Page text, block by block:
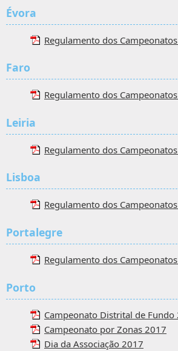
Évora
Regulamento dos
Faro
Regulamento dos
Leiria
Regulamento dos
Lisboa
Regulamento dos
Portalegre
Regulamento dos
Porto
Campeonato Distrital de Fundo
Campeonato por Zonas 2017
Dia da Associação 2017